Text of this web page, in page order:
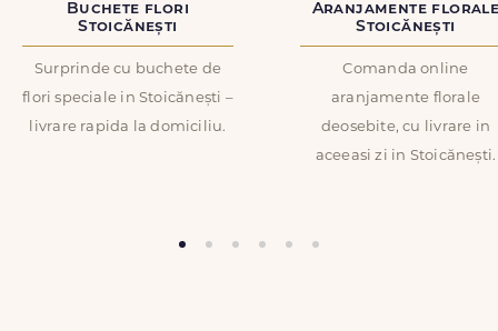
Buchete flori
Stoicănești
Surprinde cu buchete de
flori speciale in Stoicănești –
livrare rapida la domiciliu.
Aranjamente
Stoicănești
Comanda online
aranjamente florale
deosebite, cu livrare in
aceeasi zi in Stoicănești.